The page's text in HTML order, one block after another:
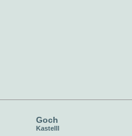
Goch
Kastelll